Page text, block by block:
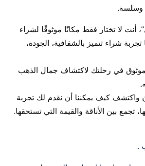
وسلسة.
أنت لا تختار فقط مكانًا موثوقًا لشراء
شراء تتميز بالشفافية، الجودة،
في رحلتك لاكتشاف جمال الذهب
واكتشف كيف يمكننا أن نقدم لك تجربة
تجمع بين الأناقة والقيمة التي تستحقها.
.